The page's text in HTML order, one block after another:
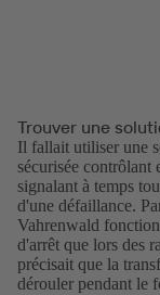
Trouver une
Il fallait utiliser une
sécurisée contrôlant
signalant à temps
d'une défaillance.
Vahrenwald
d'arrêt que lors des
précisait que la
dérouler pendant le